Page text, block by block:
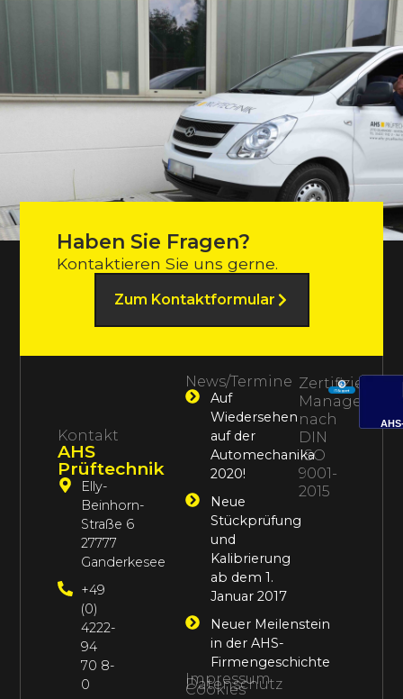
Haben Sie Fragen?
Kontaktieren Sie uns gerne.
Zum Kontaktformular
News/Termine
Auf
Wiedersehen
auf der
Automechanika
2020!
Neue
Stückprüfung
und
Kalibrierung
ab dem 1.
Januar 2017
Neuer Meilenstein
in der AHS-
Firmengeschichte
Impressum
Datenschutz
Cookies
Kontakt
AHS
Prüftechnik
Elly-
Beinhorn-
Straße 6
27777
Ganderkesee
+49
(0)
4222-
94
70 8-
0
Zertifiziertes
nach
DIN
ISO
9001-
2015